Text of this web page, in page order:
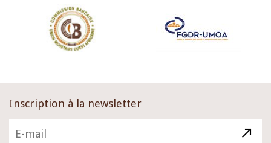
Inscription à la newsletter